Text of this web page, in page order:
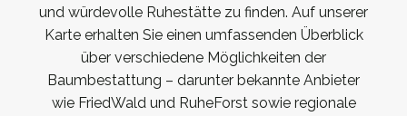
und würdevolle Ruhestätte zu finden. Auf unserer
Karte erhalten Sie einen umfassenden Überblick
über verschiedene Möglichkeiten der
Baumbestattung – darunter bekannte Anbieter
wie FriedWald und RuheForst sowie regionale